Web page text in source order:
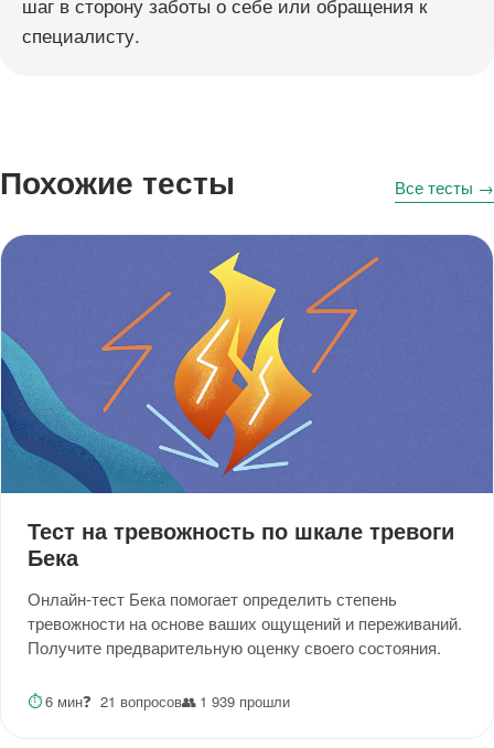
специалисту.
Похожие тесты Все тесты →
Тест на тревожность по шкале тревоги
Бека
Онлайн-тест Бека помогает определить степень
тревожности на основе ваших ощущений и переживаний.
Получите предварительную оценку своего состояния.
⏱6 мин❓ 21 вопросов👥 1 939 прошли